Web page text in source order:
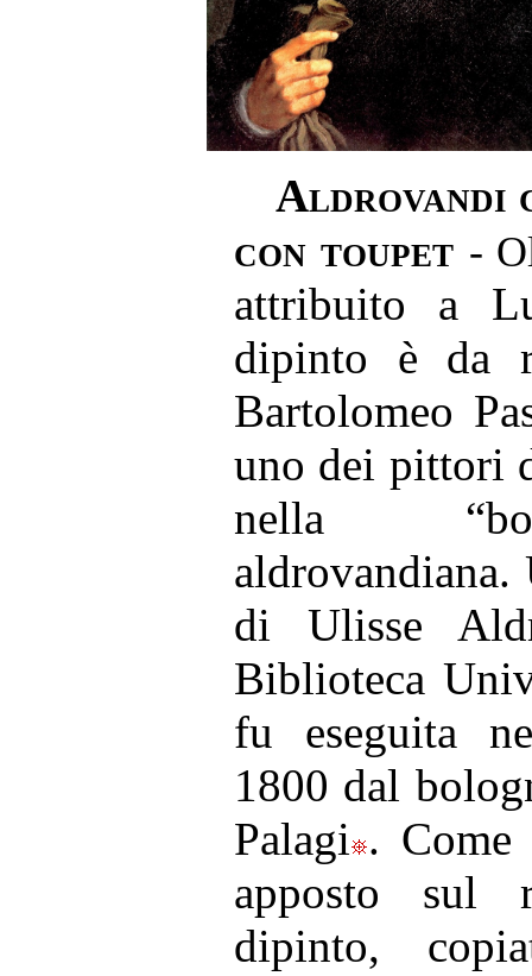
Aldrovandi
con toupet -
attribuito a
dipinto è da
Bartolomeo
uno dei pittori
nella
di Ulisse
Biblioteca
fu eseguita
1800 dal
Palagi . Come
apposto sul
dipinto,